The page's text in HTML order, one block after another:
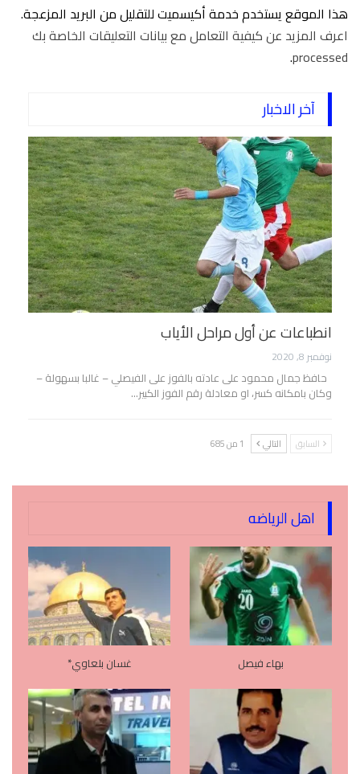
هذا الموقع يستخدم خدمة أكيسميت للتقليل من البريد المزعجة.
اعرف المزيد عن كيفية التعامل مع بيانات التعليقات الخاصة بك
processed
.
آخر الاخبار
انطباعات عن أول مراحل الأياب
نوفمبر 8, 2020
حافظ جمال محمود على عادته بالفوز على الفيصلي – غالبا بسهولة –
وكان بامكانه كسر، او معادلة رقم الفوز الكبير…
السابق التالي 1 من 685
اهل الرياضه
بهاء فيصل غسان بلعاوي*